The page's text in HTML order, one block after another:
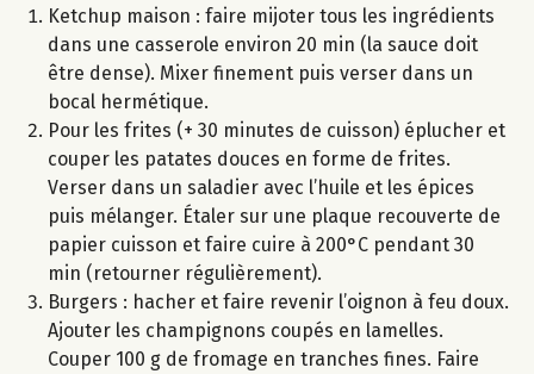
Ketchup maison : faire mijoter tous les ingrédients
dans une casserole environ 20 min (la sauce doit
être dense). Mixer finement puis verser dans un
bocal hermétique.
Pour les frites (+ 30 minutes de cuisson) éplucher et
couper les patates douces en forme de frites.
Verser dans un saladier avec l’huile et les épices
puis mélanger. Étaler sur une plaque recouverte de
papier cuisson et faire cuire à 200°C pendant 30
min (retourner régulièrement).
Burgers : hacher et faire revenir l’oignon à feu doux.
Ajouter les champignons coupés en lamelles.
Couper 100 g de fromage en tranches fines. Faire